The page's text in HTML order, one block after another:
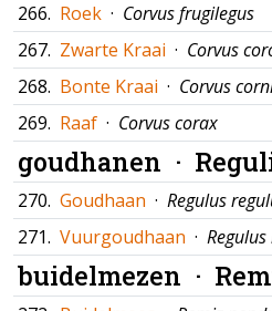
266. Roek · Corvus frugilegus
267. Zwarte Kraai · Corvus
268. Bonte Kraai · Corvus
269. Raaf · Corvus corax
goudhanen ·
270. Goudhaan · Regulus
271. Vuurgoudhaan ·
buidelmezen ·